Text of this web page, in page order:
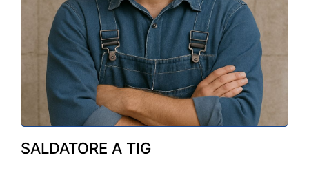
SALDATORE A TIG